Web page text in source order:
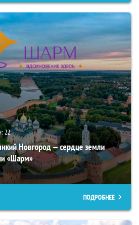
22
Новгород — сердце земли
«Шарм»
ПОДРОБНЕЕ